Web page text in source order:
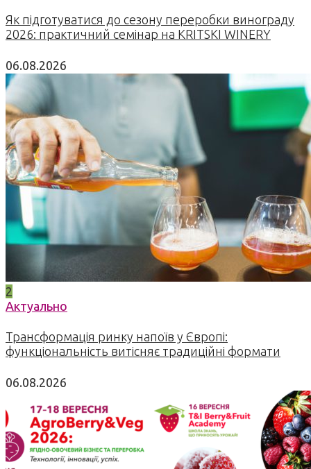
Як підготуватися до сезону переробки винограду
2026: практичний семінар на KRITSKI WINERY
06.08.2026
2
Актуально
Трансформація ринку напоїв у Європі:
функціональність витісняє традиційні формати
06.08.2026